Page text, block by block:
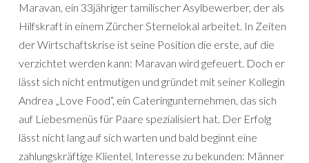
Maravan, ein 33jähriger tamilischer Asylbewerber, der als
Hilfskraft in einem Zürcher Sternelokal arbeitet. In Zeiten
der Wirtschaftskrise ist seine Position die erste, auf die
verzichtet werden kann: Maravan wird gefeuert. Doch er
lässt sich nicht entmutigen und gründet mit seiner Kollegin
Andrea „Love Food“, ein Cateringunternehmen, das sich
auf Liebesmenüs für Paare spezialisiert hat. Der Erfolg
lässt nicht lang auf sich warten und bald beginnt eine
zahlungskräftige Klientel, Interesse zu bekunden: Männer